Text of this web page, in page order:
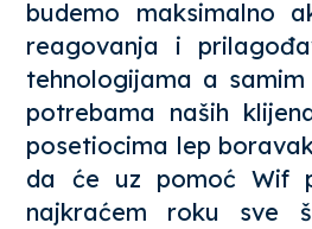
budemo maksimalno
reagovanja i
tehnologijama a
potrebama naših
posetiocima lep
da će uz pomoć Wif
najkraćem roku sve